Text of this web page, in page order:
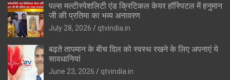
पल्स मल्टीस्पेशलिटी एंड क्रिटिकल केयर हॉस्पिटल में हनुमान
जी की प्रतिमा का भव्य अनावरण
July 28, 2026
qtvindia.in
बढ़ते तापमान के बीच दिल को स्वस्थ रखने के लिए अपनाएं ये
सावधानियां
June 23, 2026
qtvindia.in